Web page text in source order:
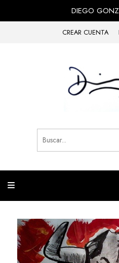
DIEGO
CREAR CUENTA